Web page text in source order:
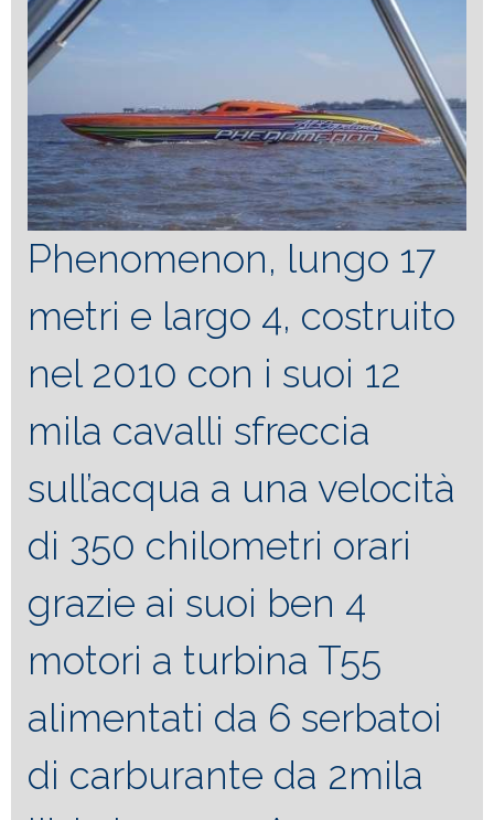
Phenomenon, lungo 17
metri e largo 4, costruito
nel 2010 con i suoi 12
mila cavalli sfreccia
sull’acqua a una velocità
di 350 chilometri orari
grazie ai suoi ben 4
motori a turbina T55
alimentati da 6 serbatoi
di carburante da 2mila